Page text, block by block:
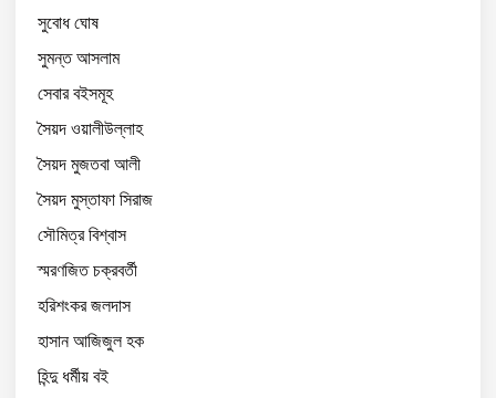
সুবোধ ঘোষ
সুমন্ত আসলাম
সেবার বইসমূহ
সৈয়দ ওয়ালীউল্লাহ
সৈয়দ মুজতবা আলী
সৈয়দ মুস্তাফা সিরাজ
সৌমিত্র বিশ্বাস
স্মরণজিত চক্রবর্তী
হরিশংকর জলদাস
হাসান আজিজুল হক
হিন্দু ধর্মীয় বই